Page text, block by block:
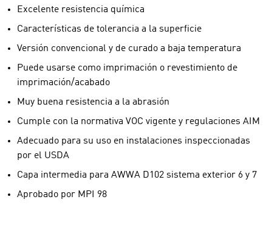
Excelente resistencia química
Características de tolerancia a la superficie
Versión convencional y de curado a baja temperatura
Puede usarse como imprimación o revestimiento de
imprimación/acabado
Muy buena resistencia a la abrasión
Cumple con la normativa VOC vigente y regulaciones AIM
Adecuado para su uso en instalaciones inspeccionadas
por el USDA
Capa intermedia para AWWA D102 sistema exterior 6 y 7
Aprobado por MPI 98